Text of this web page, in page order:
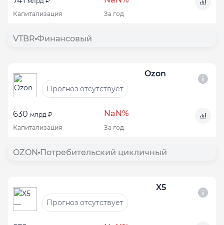
Капитализация За год
VTBR Финансовый
Ozon
Прогноз отсутствует
630 млрд ₽ NaN%
Капитализация За год
OZON Потребительский цикличный
X5
Прогноз отсутствует